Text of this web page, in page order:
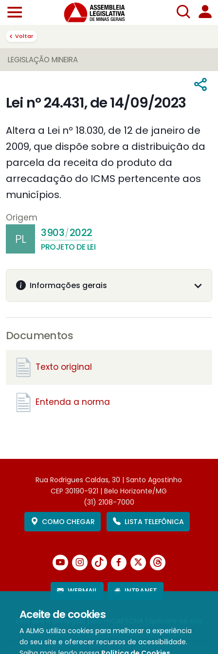
Aceite de cookies
A ALMG utiliza cookies para melhorar a experiência
do seu site e oferecer recursos de acessibilidade.
Voltar
LEGISLAÇÃO MINEIRA
Lei nº 24.431, de 14/09/2023
Altera a Lei nº 18.030, de 12 de janeiro de
2009, que dispõe sobre a distribuição da
parcela da receita do produto da
arrecadação do ICMS pertencente aos
municípios.
Origem
PL 3903/2022
PROJETO DE LEI
Informações gerais
Documentos
Texto original
Entenda a norma
Rua Rodrigues Caldas, 30 | Santo Agostinho
CEP 30190-921 | Belo Horizonte/MG
(31) 2108-7000
COMO CHEGAR
LISTA TELEFÔNICA
WEBMAIL INTRANET
Este site é protegido pelo reCAPTCHA (aplicam-se sua
Política de PrivacidadeeTermos de Serviço).